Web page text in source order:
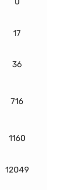
17
36
716
1160
12049